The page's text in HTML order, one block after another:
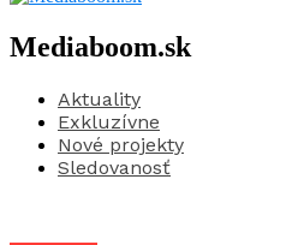
Mediaboom.sk
Aktuality
Exkluzívne
Nové projekty
Sledovanosť